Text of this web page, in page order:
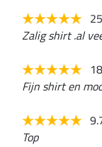
Zalig shirt .al
Fijn shirt en
Top